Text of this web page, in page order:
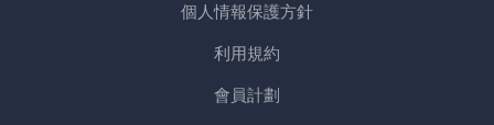
個人情報保護方針
利用規約
會員計劃